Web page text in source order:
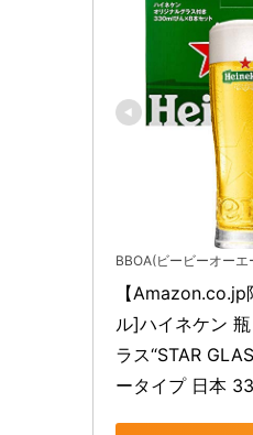
BBOA(ビービーオーエ
【
ル]ハイネケン
ラス“STAR
ータイプ 日本